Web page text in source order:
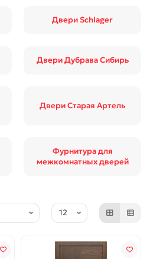
Двери Schlager
Двери Дубрава Сибирь
Двери Старая Артель
Фурнитура для
межкомнатных дверей